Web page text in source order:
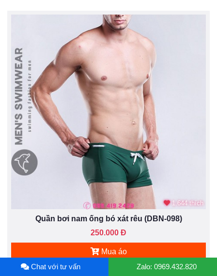
1.644 thích
Quần bơi nam ống bó xát rêu (DBN-098)
250.000 Đ
Mua áo
Chat với tư vấn
Zalo: 0969.432.820